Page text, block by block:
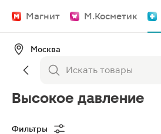
Магнит М.Косметик
Москва
Высокое давление
Фильтры